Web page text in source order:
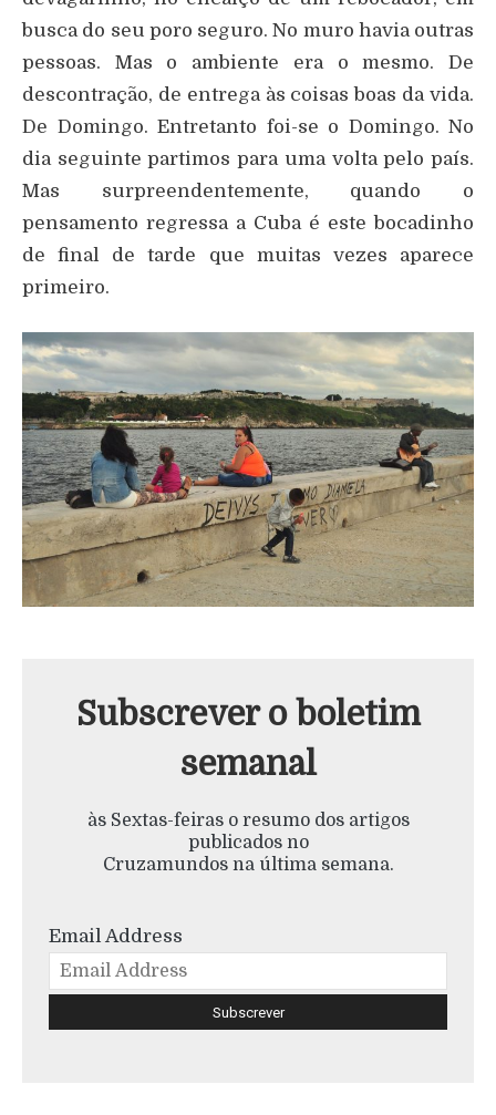
busca do seu poro seguro. No muro havia outras
pessoas. Mas o ambiente era o mesmo. De
descontração, de entrega às coisas boas da vida.
De Domingo. Entretanto foi-se o Domingo. No
dia seguinte partimos para uma volta pelo país.
Mas surpreendentemente, quando o
pensamento regressa a Cuba é este bocadinho
de final de tarde que muitas vezes aparece
primeiro.
Subscrever o boletim
semanal
às Sextas-feiras o resumo dos artigos
publicados no
Cruzamundos na última semana.
Email Address